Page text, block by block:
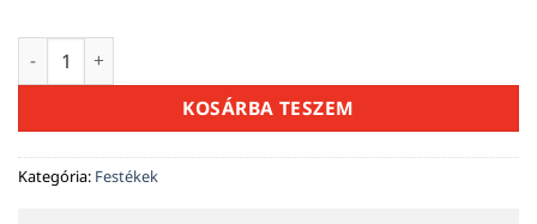
Cellkolor univerzális korróziógátló alapozó 0,8 l fekete
KOSÁRBA TESZEM
Kategória: Festékek